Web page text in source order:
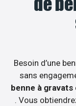
Besoin d’une
sans
benne à
. Vous